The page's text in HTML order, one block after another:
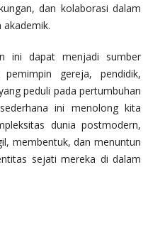
dan kolaborasi dalam
ini dapat menjadi sumber
gereja, pendidik,
peduli pada pertumbuhan
ini menolong kita
dunia postmodern,
membentuk, dan menuntun
sejati mereka di dalam